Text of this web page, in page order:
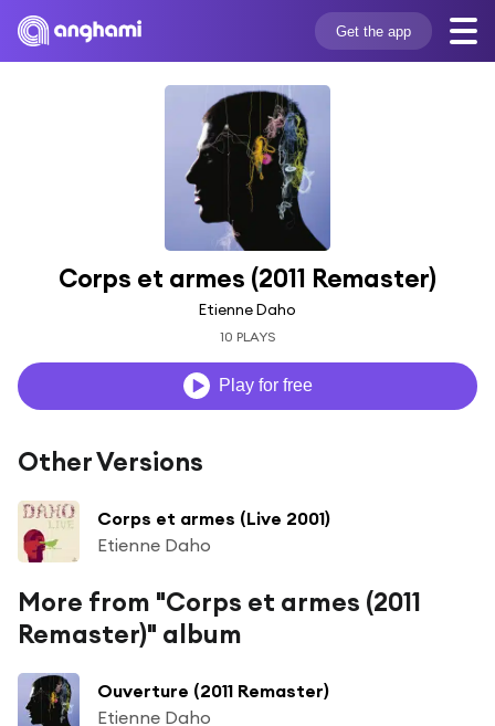
Get the app
Corps et armes (2011 Remaster)
Etienne Daho
10 PLAYS
Play for free
Other Versions
Corps et armes (Live 2001)
Etienne Daho
More from "Corps et armes (2011
Remaster)" album
Ouverture (2011 Remaster)
Etienne Daho